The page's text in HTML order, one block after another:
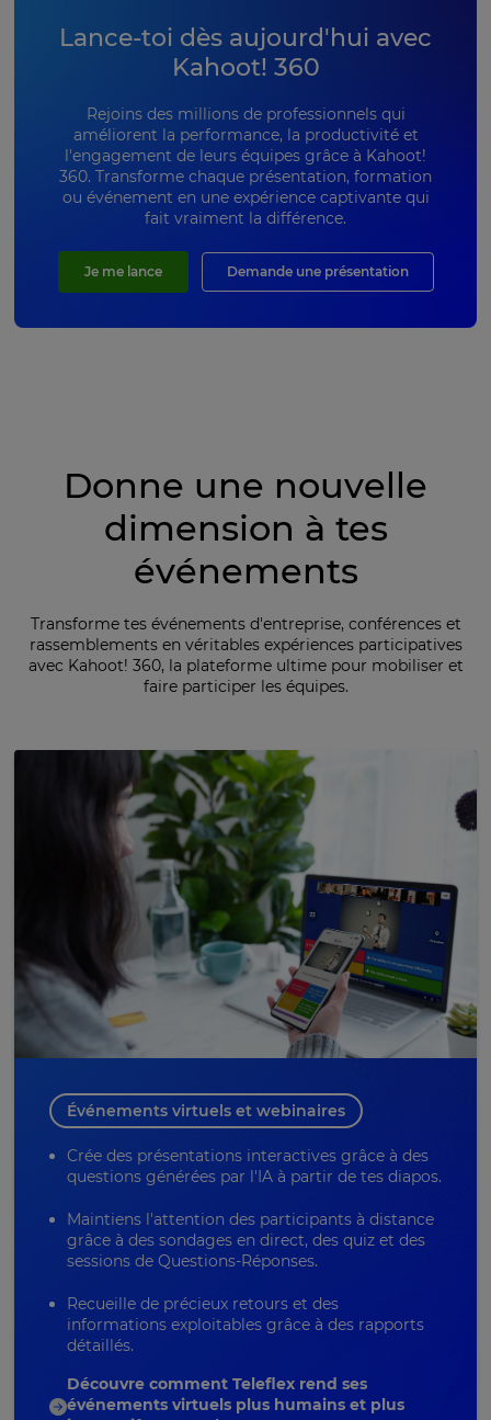
Lance-toi dès aujourd'hui avec
Kahoot! 360
Rejoins des millions de professionnels qui
améliorent la performance, la productivité et
l'engagement de leurs équipes grâce à Kahoot!
360. Transforme chaque présentation, formation
ou événement en une expérience captivante qui
fait vraiment la différence.
Je me lance Demande une présentation
Donne une nouvelle
dimension à tes
événements
Transforme tes événements d'entreprise, conférences et
rassemblements en véritables expériences participatives
avec Kahoot! 360, la plateforme ultime pour mobiliser et
faire participer les équipes.
Événements virtuels et webinaires
Crée des présentations interactives grâce à des
questions générées par l'IA à partir de tes diapos.
Maintiens l'attention des participants à distance
grâce à des sondages en direct, des quiz et des
sessions de Questions-Réponses.
Recueille de précieux retours et des
informations exploitables grâce à des rapports
détaillés.
Découvre comment Teleflex rend ses
événements virtuels plus humains et plus